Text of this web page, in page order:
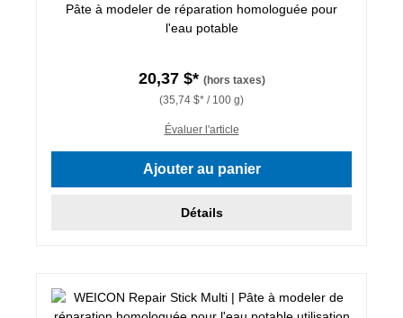
Pâte à modeler de réparation homologuée pour
l'eau potable
20,37 $* (hors taxes)
(35,74 $* / 100 g)
Évaluer l'article
Ajouter au panier
Détails